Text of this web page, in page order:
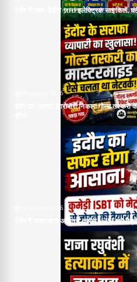
इंदौर में जल्द दौड़ेंगी 500 इलेक्ट्रिक साइकिलें, घंटे
06 August 2026
इंदौर का सराफा कारोबारी निकला गोल्ड तस्करी
06 August 2026
इंदौर में सफर होगा आसान! कुमेड़ी ISBT को